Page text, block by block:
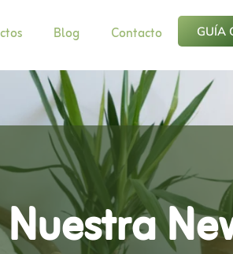
Blog Contacto GUÍA
Nuestra